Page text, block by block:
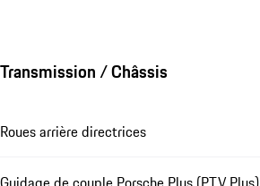
Transmission / Châssis
Roues arrière directrices